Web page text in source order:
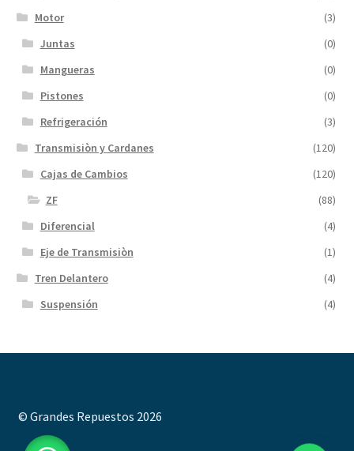
Motor
(3)
Juntas
(0)
Mangueras
(0)
Pistones
(0)
Refrigeración
(3)
Transmisiòn y Cardanes
(120)
Cajas de Cambios
(120)
ZF
(88)
Diferencial
(4)
Eje de Transmisiòn
(1)
Tren Delantero
(4)
Suspensión
(4)
© Grandes Repuestos 2026